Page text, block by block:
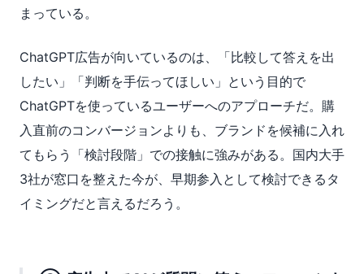
まっている。
ChatGPT広告が向いているのは、「比較して答えを出
したい」「判断を手伝ってほしい」という目的で
ChatGPTを使っているユーザーへのアプローチだ。購
入直前のコンバージョンよりも、ブランドを候補に入れ
てもらう「検討段階」での接触に強みがある。国内大手
3社が窓口を整えた今が、早期参入として検討できるタ
イミングだと言えるだろう。